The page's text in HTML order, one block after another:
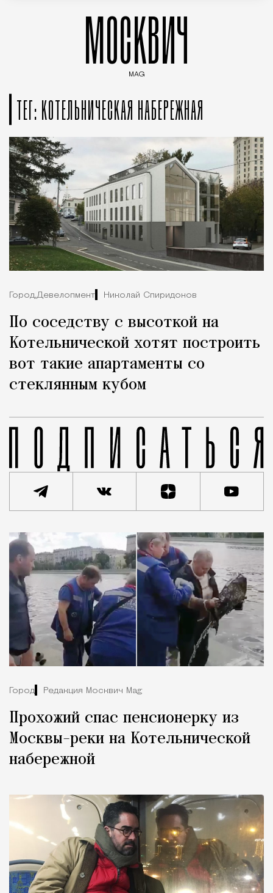
МОСКВИЧ
MAG
ТЕГ: КОТЕЛЬНИЧЕСКАЯ НАБЕРЕЖНАЯ
Город,Девелопмент Николай Спиридонов
По соседству с высоткой на
Котельнической хотят построить
вот такие апартаменты со
стеклянным кубом
Город Редакция Москвич Mag
Прохожий спас пенсионерку из
Москвы-реки на Котельнической
набережной